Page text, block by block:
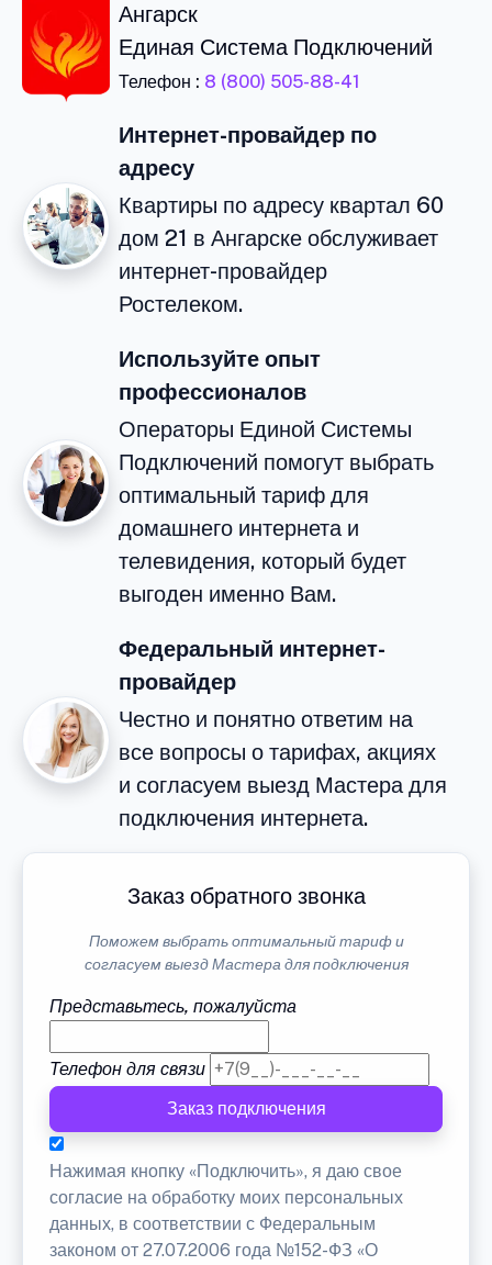
Ангарск
Единая Система Подключений
Телефон : 8 (800) 505-88-41
Интернет-провайдер по
адресу
Квартиры по адресу квартал 60
дом 21 в Ангарске обслуживает
интернет-провайдер
Ростелеком.
Используйте опыт
профессионалов
Операторы Единой Системы
Подключений помогут выбрать
оптимальный тариф для
домашнего интернета и
телевидения, который будет
выгоден именно Вам.
Федеральный интернет-
провайдер
Честно и понятно ответим на
все вопросы о тарифах, акциях
и согласуем выезд Мастера для
подключения интернета.
Заказ обратного звонка
Поможем выбрать оптимальный тариф и
согласуем выезд Мастера для подключения
Представьтесь, пожалуйста
Телефон для связи
Заказ подключения
Нажимая кнопку «Подключить», я даю свое
согласие на обработку моих персональных
данных, в соответствии с Федеральным
законом от 27.07.2006 года №152-ФЗ «О